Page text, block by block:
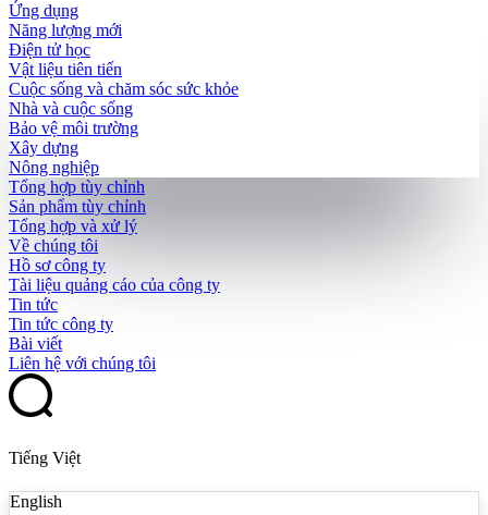
Ứng dụng
Năng lượng mới
Điện tử học
Vật liệu tiên tiến
Cuộc sống và chăm sóc sức khỏe
Nhà và cuộc sống
Bảo vệ môi trường
Xây dựng
Nông nghiệp
Tổng hợp tùy chỉnh
Sản phẩm tùy chỉnh
Tổng hợp và xử lý
Về chúng tôi
Hồ sơ công ty
Tài liệu quảng cáo của công ty
Tin tức
Tin tức công ty
Bài viết
Liên hệ với chúng tôi
Tiếng Việt
English